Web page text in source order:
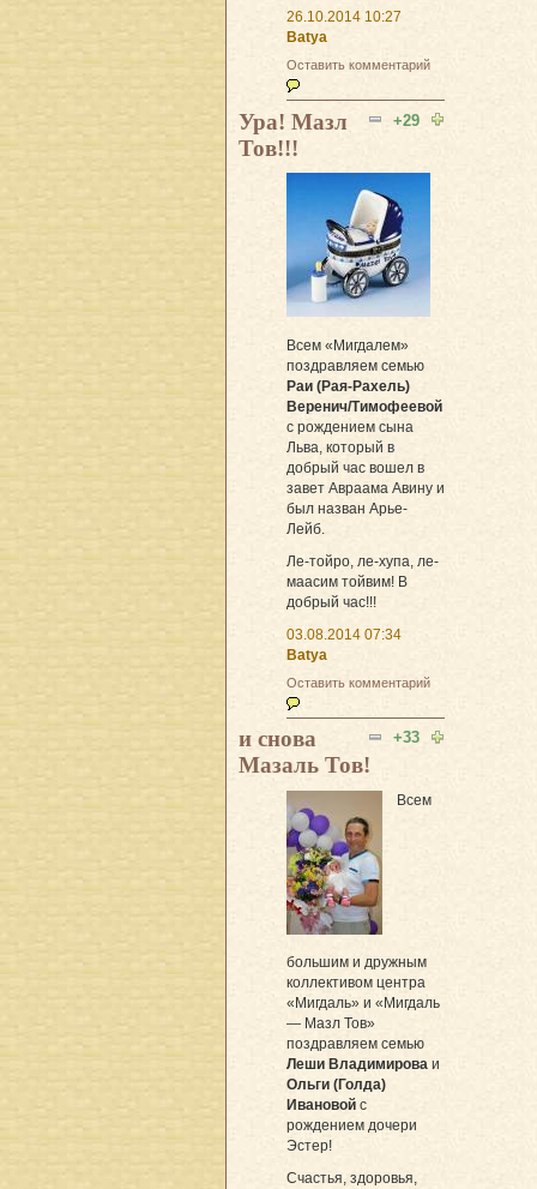
26.10.2014 10:27
Batya
Оставить комментарий
+29
Ура! Мазл
Тов!!!
Всем «Мигдалем»
поздравляем семью
Раи (Рая-Рахель)
Веренич/Тимофеевой
с рождением сына
Льва, который в
добрый час вошел в
завет Авраама Авину и
был назван Арье-
Лейб.
Ле-тойро, ле-хупа, ле-
маасим тойвим! В
добрый час!!!
03.08.2014 07:34
Batya
Оставить комментарий
+33
и снова
Мазаль Тов!
Всем
большим и дружным
коллективом центра
«Мигдаль» и «Мигдаль
— Мазл Тов»
поздравляем семью
Леши Владимирова и
Ольги (Голда)
Ивановой с
рождением дочери
Эстер!
Счастья, здоровья,